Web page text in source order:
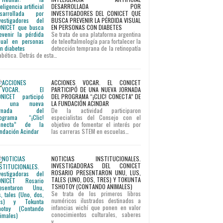
DESARROLLADA POR
INVESTIGADORES DEL CONICET QUE
BUSCA PREVENIR LA PÉRDIDA VISUAL
EN PERSONAS CON DIABETES
Se trata de una plataforma argentina
de teleoftalmología para fortalecer la
detección temprana de la retinopatía
Detrás de esta…
ACCIONES VOCAR. EL CONICET
PARTICIPÓ DE UNA NUEVA JORNADA
DEL PROGRAMA “¡CLIC! CONECTA” DE
LA FUNDACIÓN ACINDAR
De la actividad participaron
especialistas del Consejo con el
objetivo de fomentar el interés por
las carreras STEM en escuelas…
NOTICIAS INSTITUCIONALES.
INVESTIGADORAS DEL CONICET
ROSARIO PRESENTARON UNU, LUS,
TALES (UNO, DOS, TRES) Y TOKUNTA
TSHOTOY (CONTANDO ANIMALES)
Se trata de los primeros libros
numéricos ilustrados destinados a
infancias wichí que ponen en valor
conocimientos culturales, saberes
y…